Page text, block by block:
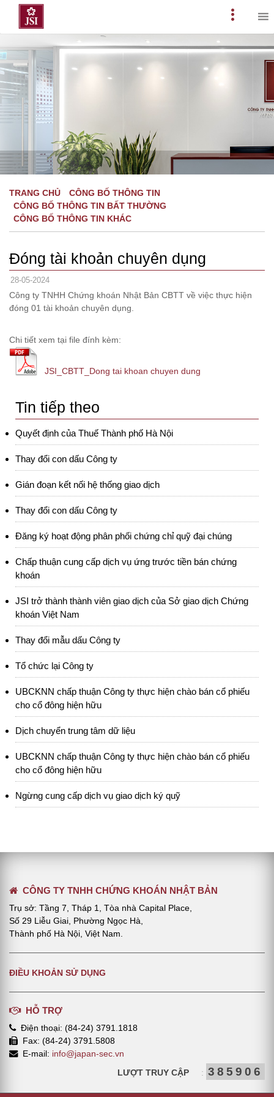
content
Primary
Menu
TRANG CHỦ
CÔNG BỐ THÔNG TIN
CÔNG BỐ THÔNG TIN BẤT THƯỜNG
CÔNG BỐ THÔNG TIN KHÁC
Đóng tài khoản chuyên dụng
28-05-2024
Công ty TNHH Chứng khoán Nhật Bản CBTT về việc thực hiện
đóng 01 tài khoản chuyên dụng.
Chi tiết xem tại file đính kèm:
JSI_CBTT_Dong tai khoan chuyen dung
Tin tiếp theo
Quyết định của Thuế Thành phố Hà Nội
Thay đổi con dấu Công ty
Gián đoạn kết nối hệ thống giao dịch
Thay đổi con dấu Công ty
Đăng ký hoạt động phân phối chứng chỉ quỹ đại chúng
Chấp thuận cung cấp dịch vụ ứng trước tiền bán chứng
khoán
JSI trở thành thành viên giao dịch của Sở giao dịch Chứng
khoán Việt Nam
Thay đổi mẫu dấu Công ty
Tổ chức lại Công ty
UBCKNN chấp thuận Công ty thực hiện chào bán cổ phiếu
cho cổ đông hiện hữu
Dịch chuyển trung tâm dữ liệu
UBCKNN chấp thuận Công ty thực hiện chào bán cổ phiếu
cho cổ đông hiện hữu
Ngừng cung cấp dịch vụ giao dịch ký quỹ
CÔNG TY TNHH CHỨNG KHOÁN NHẬT BẢN
Trụ sở: Tầng 7, Tháp 1, Tòa nhà Capital Place,
Số 29 Liễu Giai, Phường Ngọc Hà,
Thành phố Hà Nội, Việt Nam.
ĐIỀU KHOẢN SỬ DỤNG
HỖ TRỢ
Điện thoại: (84-24) 3791.1818
Fax: (84-24) 3791.5808
E-mail: info@japan-sec.vn
LƯỢT TRUY CẬP
: 385906